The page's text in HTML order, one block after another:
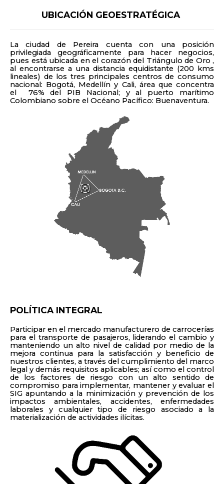
UBICACIÓN GEOESTRATÉGICA
La ciudad de Pereira cuenta con una posición
privilegiada geográficamente para hacer negocios,
pues está ubicada en el corazón del Triángulo de Oro ,
al encontrarse a una distancia equidistante (200 kms
lineales) de los tres principales centros de consumo
nacional: Bogotá, Medellín y Cali, área que concentra
el 76% del PIB Nacional; y al puerto marítimo
Colombiano sobre el Océano Pacífico: Buenaventura.
POLÍTICA INTEGRAL
Participar en el mercado manufacturero de carrocerías
para el transporte de pasajeros, liderando el cambio y
manteniendo un alto nivel de calidad por medio de la
mejora continua para la satisfacción y beneficio de
nuestros clientes, a través del cumplimiento del marco
legal y demás requisitos aplicables; así como el control
de los factores de riesgo con un alto sentido de
compromiso para implementar, mantener y evaluar el
SIG apuntando a la minimización y prevención de los
impactos ambientales, accidentes, enfermedades
laborales y cualquier tipo de riesgo asociado a la
materialización de actividades ilícitas.